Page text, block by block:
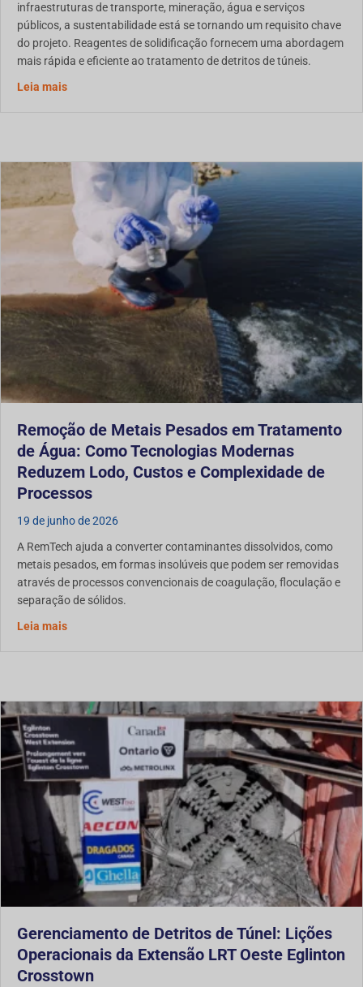
infraestruturas de transporte, mineração, água e serviços
públicos, a sustentabilidade está se tornando um requisito chave
do projeto. Reagentes de solidificação fornecem uma abordagem
mais rápida e eficiente ao tratamento de detritos de túneis.
Leia maisGerenciamento de Resíduos de Túnel: Como
Remoção de Metais Pesados em Tratamento
de Água: Como Tecnologias Modernas
Reduzem Lodo, Custos e Complexidade de
Processos
19 de junho de 2026
A RemTech ajuda a converter contaminantes dissolvidos, como
metais pesados, em formas insolúveis que podem ser removidas
através de processos convencionais de coagulação, floculação e
separação de sólidos.
Leia maisRemoção de Metais Pesados no Tratamento de Água:
Gerenciamento de Detritos de Túnel: Lições
Operacionais da Extensão LRT Oeste Eglinton
Crosstown